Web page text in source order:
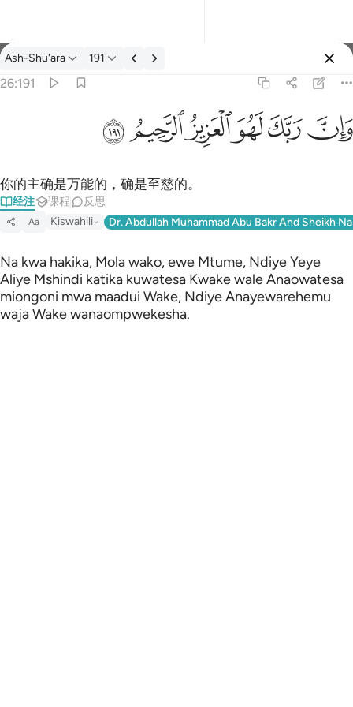
经注: Ash-Shu'ara 26:191
Ash-Shu'ara 191
26:191
وَإِنَّ رَبَّكَ لَهُوَ ٱلْعَزِيزُ ٱلرَّحِيمُ ١٩١
ﱽﱾﱿﲀﲁﲂ
你的主确是万能的，确是至慈的。
经注 课程 反思
Aa Kiswahili Dr. Abdullah Muhammad Abu Bakr And Sheikh
Na kwa hakika, Mola wako, ewe Mtume, Ndiye Yeye
Aliye Mshindi katika kuwatesa Kwake wale Anaowatesa
miongoni mwa maadui Wake, Ndiye Anayewarehemu
waja Wake wanaompwekesha.